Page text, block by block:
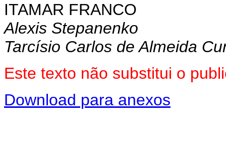
ITAMAR FRANCO
Alexis Stepanenko
Tarcísio Carlos de Almeida
Este texto não substitui o
Download para anexos